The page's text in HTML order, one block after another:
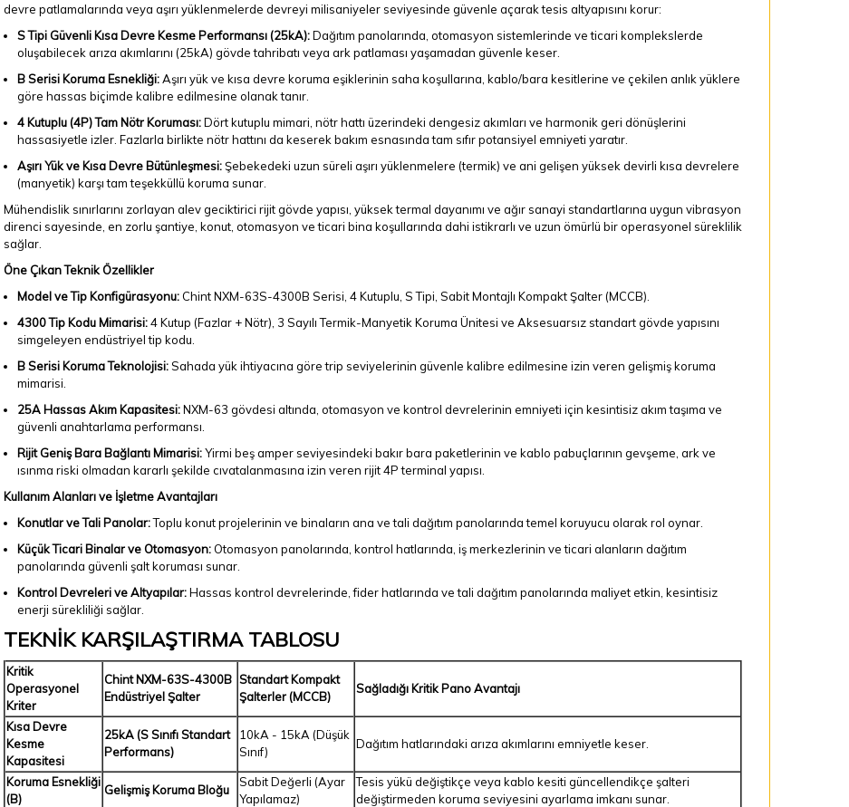
devre patlamalarında veya aşırı yüklenmelerde devreyi milisaniyeler seviyesinde güvenle açarak tesis altyapısını korur:
S Tipi Güvenli Kısa Devre Kesme Performansı (25kA):Dağıtım panolarında, otomasyon sistemlerinde ve ticari komplekslerde
oluşabilecek arıza akımlarını (25kA) gövde tahribatı veya ark patlaması yaşamadan güvenle keser.
B Serisi Koruma Esnekliği:Aşırı yük ve kısa devre koruma eşiklerinin saha koşullarına, kablo/bara kesitlerine ve çekilen anlık yüklere
göre hassas biçimde kalibre edilmesine olanak tanır.
4 Kutuplu (4P) Tam Nötr Koruması:Dört kutuplu mimari, nötr hattı üzerindeki dengesiz akımları ve harmonik geri dönüşlerini
hassasiyetle izler. Fazlarla birlikte nötr hattını da keserek bakım esnasında tam sıfır potansiyel emniyeti yaratır.
Aşırı Yük ve Kısa Devre Bütünleşmesi:Şebekedeki uzun süreli aşırı yüklenmelere (termik) ve ani gelişen yüksek devirli kısa devrelere
(manyetik) karşı tam teşekküllü koruma sunar.
Mühendislik sınırlarını zorlayan alev geciktirici rijit gövde yapısı, yüksek termal dayanımı ve ağır sanayi standartlarına uygun vibrasyon
direnci sayesinde, en zorlu şantiye, konut, otomasyon ve ticari bina koşullarında dahi istikrarlı ve uzun ömürlü bir operasyonel süreklilik
sağlar.
Öne Çıkan Teknik Özellikler
Model ve Tip Konfigürasyonu:Chint NXM-63S-4300B Serisi, 4 Kutuplu, S Tipi, Sabit Montajlı Kompakt Şalter (MCCB).
4300 Tip Kodu Mimarisi:4 Kutup (Fazlar + Nötr), 3 Sayılı Termik-Manyetik Koruma Ünitesi ve Aksesuarsız standart gövde yapısını
simgeleyen endüstriyel tip kodu.
B Serisi Koruma Teknolojisi:Sahada yük ihtiyacına göre trip seviyelerinin güvenle kalibre edilmesine izin veren gelişmiş koruma
mimarisi.
25A Hassas Akım Kapasitesi:NXM-63 gövdesi altında, otomasyon ve kontrol devrelerinin emniyeti için kesintisiz akım taşıma ve
güvenli anahtarlama performansı.
Rijit Geniş Bara Bağlantı Mimarisi:Yirmi beş amper seviyesindeki bakır bara paketlerinin ve kablo pabuçlarının gevşeme, ark ve
ısınma riski olmadan kararlı şekilde cıvatalanmasına izin veren rijit 4P terminal yapısı.
Kullanım Alanları ve İşletme Avantajları
Konutlar ve Tali Panolar:Toplu konut projelerinin ve binaların ana ve tali dağıtım panolarında temel koruyucu olarak rol oynar.
Küçük Ticari Binalar ve Otomasyon:Otomasyon panolarında, kontrol hatlarında, iş merkezlerinin ve ticari alanların dağıtım
panolarında güvenli şalt koruması sunar.
Kontrol Devreleri ve Altyapılar:Hassas kontrol devrelerinde, fider hatlarında ve tali dağıtım panolarında maliyet etkin, kesintisiz
enerji sürekliliği sağlar.
TEKNİK KARŞILAŞTIRMA TABLOSU
Kritik
Operasyonel
Kriter
Chint NXM-63S-4300B
Endüstriyel Şalter
Standart Kompakt
Şalterler (MCCB)
Sağladığı Kritik Pano Avantajı
Kısa Devre
Kesme
Kapasitesi
25kA (S Sınıfı Standart
Performans)
10kA - 15kA (Düşük
Sınıf)
Dağıtım hatlarındaki arıza akımlarını emniyetle keser.
Koruma Esnekliği
(B)
Gelişmiş Koruma Bloğu
Sabit Değerli (Ayar
Yapılamaz)
Tesis yükü değiştikçe veya kablo kesiti güncellendikçe şalteri
değiştirmeden koruma seviyesini ayarlama imkanı sunar.